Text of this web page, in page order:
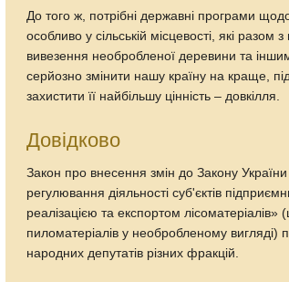
До того ж, потрібні державні програми
особливо у сільській місцевості, які
вивезення необробленої деревини та
серйозно змінити нашу країну на краще,
захистити її найбільшу цінність – довкілля.
Довідково
Закон про внесення змін до Закону
регулювання діяльності суб'єктів
реалізацією та експортом
пиломатеріалів у необробленому
народних депутатів різних фракцій.